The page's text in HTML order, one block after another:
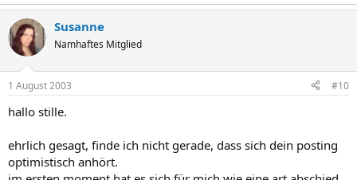
Susanne
Namhaftes Mitglied
1 August 2003 #10
hallo stille.
ehrlich gesagt, finde ich nicht gerade, dass sich dein posting
optimistisch anhört.